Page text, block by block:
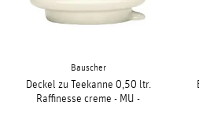
Bauscher
Deckel zu Teekanne 0,50 ltr.
Raffinesse creme - MU -